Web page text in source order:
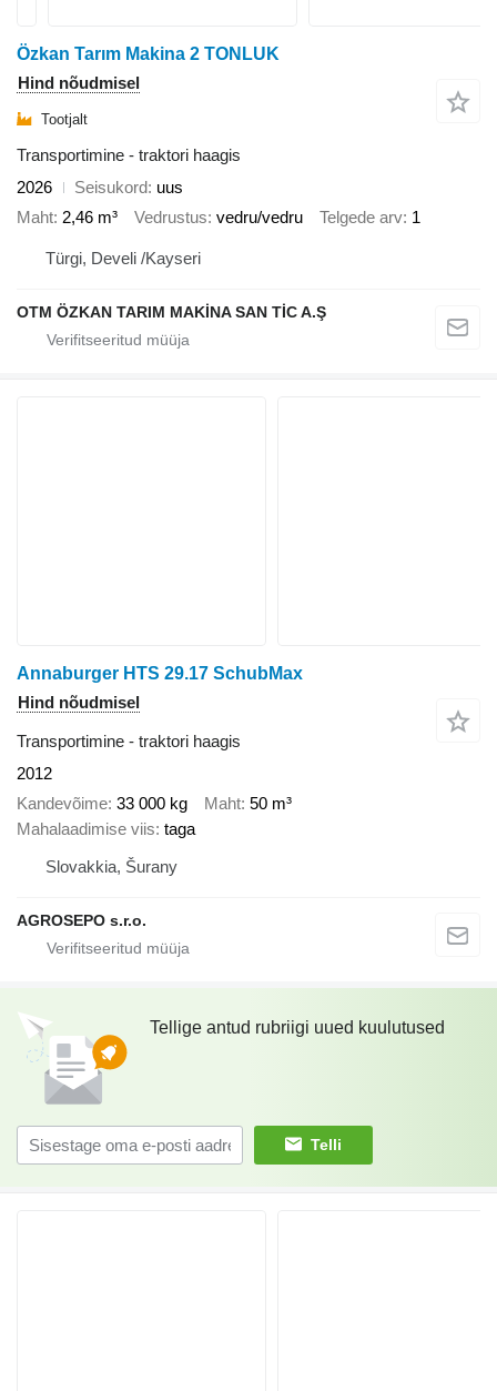
Özkan Tarım Makina 2 TONLUK
Hind nõudmisel
Tootjalt
Transportimine - traktori haagis
2026
Seisukord uus
Maht 2,46 m³ Vedrustus vedru/vedru Telgede arv 1
Türgi, Develi /Kayseri
OTM ÖZKAN TARIM MAKİNA SAN TİC A.Ş
Annaburger HTS 29.17 SchubMax
Hind nõudmisel
Transportimine - traktori haagis
2012
Kandevõime 33 000 kg Maht 50 m³
Mahalaadimise viis taga
Slovakkia, Šurany
AGROSEPO s.r.o.
Tellige antud rubriigi uued kuulutused
Telli